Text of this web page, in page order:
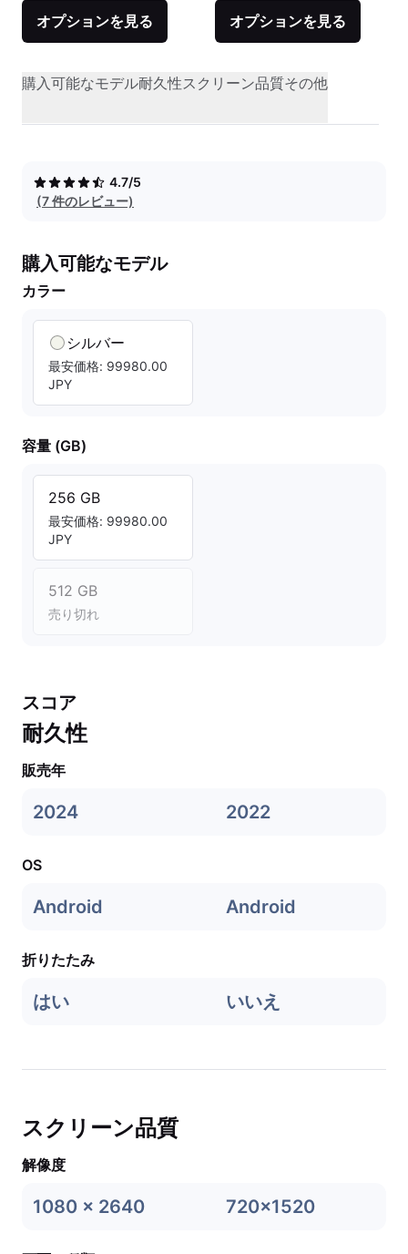
オプションを見る オプションを見る
購入可能なモデル耐久性スクリーン品質その他
4.7/5
(7 件のレビュー)
購入可能なモデル
カラー
シルバー
最安価格: 99980.00
JPY
容量 (GB)
256 GB
最安価格: 99980.00
JPY
512 GB
売り切れ
スコア
耐久性
販売年
2024 2022
OS
Android Android
折りたたみ
はい いいえ
スクリーン品質
解像度
1080 x 2640 720x1520